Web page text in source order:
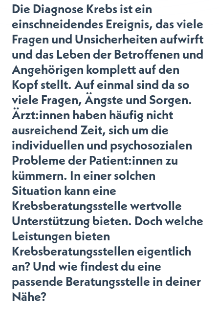
Die Diagnose Krebs ist ein
einschneidendes Ereignis, das viele
Fragen und Unsicherheiten aufwirft
und das Leben der Betroffenen und
Angehörigen komplett auf den
Kopf stellt. Auf einmal sind da so
viele Fragen, Ängste und Sorgen.
Ärzt:innen haben häufig nicht
ausreichend Zeit, sich um die
individuellen und psychosozialen
Probleme der Patient:innen zu
kümmern. In einer solchen
Situation kann eine
Krebsberatungsstelle wertvolle
Unterstützung bieten. Doch welche
Leistungen bieten
Krebsberatungsstellen eigentlich
an? Und wie findest du eine
passende Beratungsstelle in deiner
Nähe?